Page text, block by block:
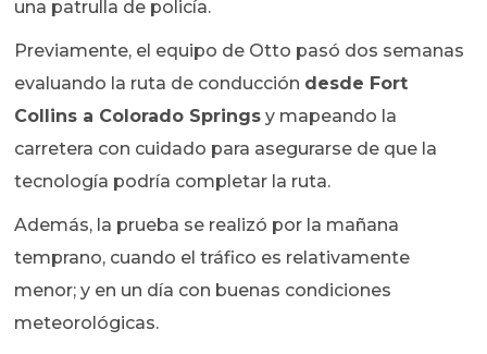
una patrulla de policía.
Previamente, el equipo de Otto pasó dos semanas
evaluando la ruta de conducción desde Fort
Collins a Colorado Springs y mapeando la
carretera con cuidado para asegurarse de que la
tecnología podría completar la ruta.
Además, la prueba se realizó por la mañana
temprano, cuando el tráfico es relativamente
menor; y en un día con buenas condiciones
meteorológicas.